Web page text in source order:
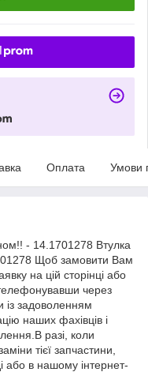
Оплата Умови
- 14.1701278 Втулка
Щоб замовити Вам
на цій сторінці або
через
із задоволенням
наших фахівців і
разі, коли
тієї запчастини,
або в нашому інтернет-